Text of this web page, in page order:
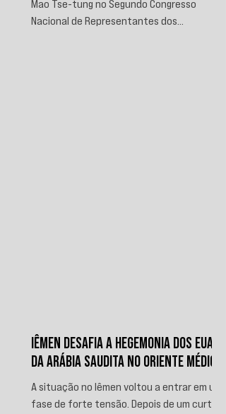
Mao Tse-tung no Segundo Congresso
Nacional de Representantes dos
IÊMEN DESAFIA A HEGEMONIA DOS EUA E
DA ARÁBIA SAUDITA NO ORIENTE MÉDIO
A situação no Iêmen voltou a entrar em uma
fase de forte tensão. Depois de um curto